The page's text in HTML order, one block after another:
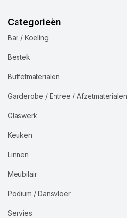
Categorieën
Bar / Koeling
Bestek
Buffetmaterialen
Garderobe / Entree / Afzetmaterialen
Glaswerk
Keuken
Linnen
Meubilair
Podium / Dansvloer
Servies